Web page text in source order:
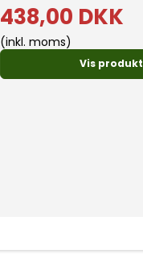
438,00 DKK
(inkl. moms)
Vis produkt